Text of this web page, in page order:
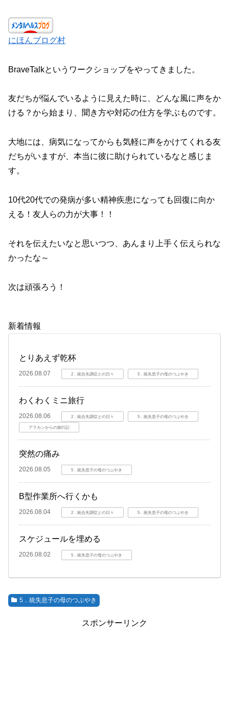
にほんブログ村
BraveTalkというワークショップをやってきました。
友だちが悩んでいるように見えた時に、どんな風に声をか
ける？から始まり、聞き方や対応の仕方を学ぶものです。
大地には、病気になってからも気軽に声をかけてくれる友
だちがいますが、本当に彼に助けられているなと感じま
す。
10代20代での発病が多い精神疾患になっても回復に向か
える！友人らの力が大事！！
それを伝えたいなと思いつつ、あんまり上手く伝えられな
かったな～
次は頑張ろう！
新着情報
とりあえず乾杯
2026.08.07 2．統合失調症との日々 5．統失息子の母のつぶやき
わくわくミニ旅行
2026.08.06 2．統合失調症との日々 5．統失息子の母のつぶやき
アラカンからの旅行記
突然の痛み
2026.08.05 5．統失息子の母のつぶやき
B型作業所へ行くかも
2026.08.04 2．統合失調症との日々 5．統失息子の母のつぶやき
スケジュールを埋める
2026.08.02 5．統失息子の母のつぶやき
5．統失息子の母のつぶやき
スポンサーリンク